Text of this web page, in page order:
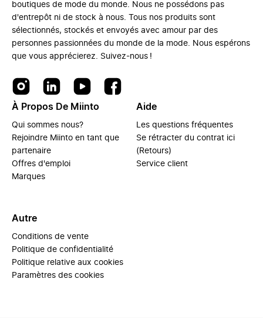
boutiques de mode du monde. Nous ne possédons pas
d'entrepôt ni de stock à nous. Tous nos produits sont
sélectionnés, stockés et envoyés avec amour par des
personnes passionnées du monde de la mode. Nous espérons
que vous apprécierez. Suivez-nous !
À Propos De Miinto
Qui sommes nous?
Rejoindre Miinto en tant que
partenaire
Offres d'emploi
Marques
Aide
Les questions fréquentes
Se rétracter du contrat ici
(Retours)
Service client
Autre
Conditions de vente
Politique de confidentialité
Politique relative aux cookies
Paramètres des cookies